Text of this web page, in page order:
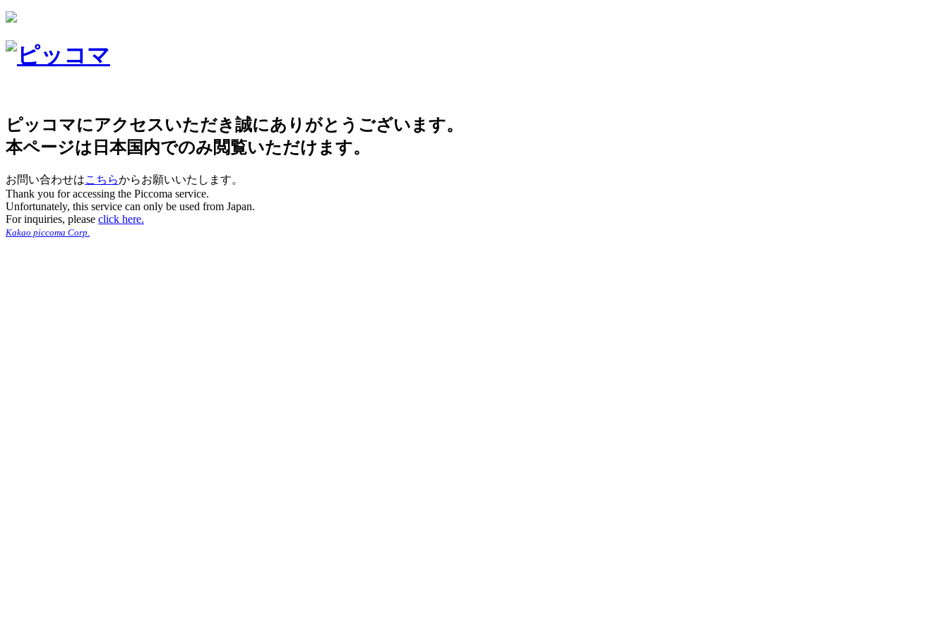
ピッコマにアクセスいただき誠にありがとうございます。
本ページは日本国内でのみ閲覧いただけます。
お問い合わせはこちらからお願いいたします。
Thank you for accessing the Piccoma service.
Unfortunately, this service can only be used from Japan.
For inquiries, please click here.
Kakao piccoma Corp.